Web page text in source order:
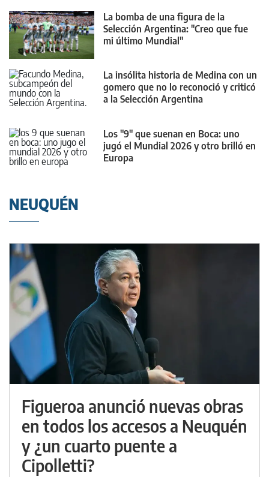
La bomba de una figura de la
Selección Argentina: "Creo que fue
mi último Mundial"
La insólita historia de Medina con un
gomero que no lo reconoció y criticó
a la Selección Argentina
Los "9" que suenan en Boca: uno
jugó el Mundial 2026 y otro brilló en
Europa
NEUQUÉN
Figueroa anunció nuevas obras
en todos los accesos a Neuquén
y ¿un cuarto puente a
Cipolletti?